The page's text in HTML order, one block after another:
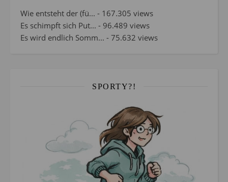
Wie entsteht der (fü... - 167.305 views
Es schimpft sich Put... - 96.489 views
Es wird endlich Somm... - 75.632 views
SPORTY?!